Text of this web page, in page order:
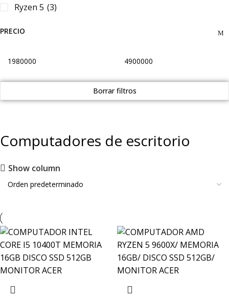
Ryzen 5 (3)
PRECIO
Borrar filtros
Computadores de escritorio
Show column